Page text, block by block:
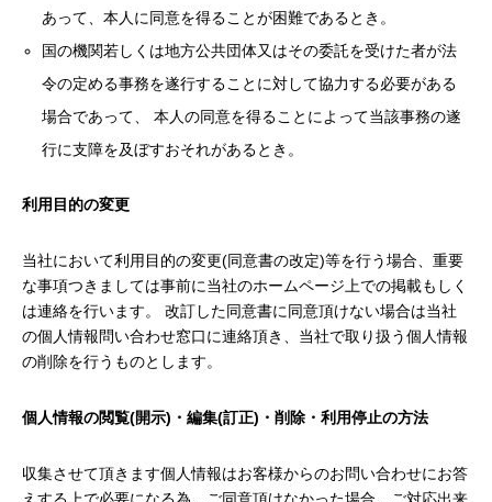
あって、本人に同意を得ることが困難であるとき。
国の機関若しくは地方公共団体又はその委託を受けた者が法
令の定める事務を遂行することに対して協力する必要がある
場合であって、 本人の同意を得ることによって当該事務の遂
行に支障を及ぼすおそれがあるとき。
利用目的の変更
当社において利用目的の変更(同意書の改定)等を行う場合、重要
な事項つきましては事前に当社のホームページ上での掲載もしく
は連絡を行います。 改訂した同意書に同意頂けない場合は当社
の個人情報問い合わせ窓口に連絡頂き、当社で取り扱う個人情報
の削除を行うものとします。
個人情報の閲覧(開示)・編集(訂正)・削除・利用停止の方法
収集させて頂きます個人情報はお客様からのお問い合わせにお答